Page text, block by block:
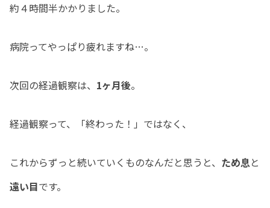
約４時間半かかりました。
病院ってやっぱり疲れますね…。
次回の経過観察は、 1ヶ月後。
経過観察って、「終わった！」ではなく、
これからずっと続いていくものなんだと思うと、 ため息と
遠い目です。